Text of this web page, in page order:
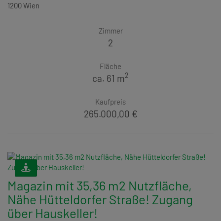
1200 Wien
Zimmer
2
Fläche
ca. 61 m2
Kaufpreis
265.000,00 €
Magazin mit 35,36 m2 Nutzfläche,
Nähe Hütteldorfer Straße! Zugang
über Hauskeller!